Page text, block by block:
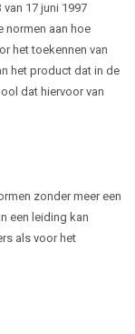
17 juni 1997
normen aan hoe
het toekennen van
het product dat in de
dat hiervoor van
zonder meer een
een leiding kan
als voor het